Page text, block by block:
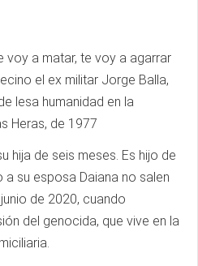
voy a matar, te voy a agarrar
el ex militar Jorge Balla,
lesa humanidad en la
Heras, de 1977
hija de seis meses. Es hijo de
su esposa Daiana no salen
de 2020, cuando
del genocida, que vive en la